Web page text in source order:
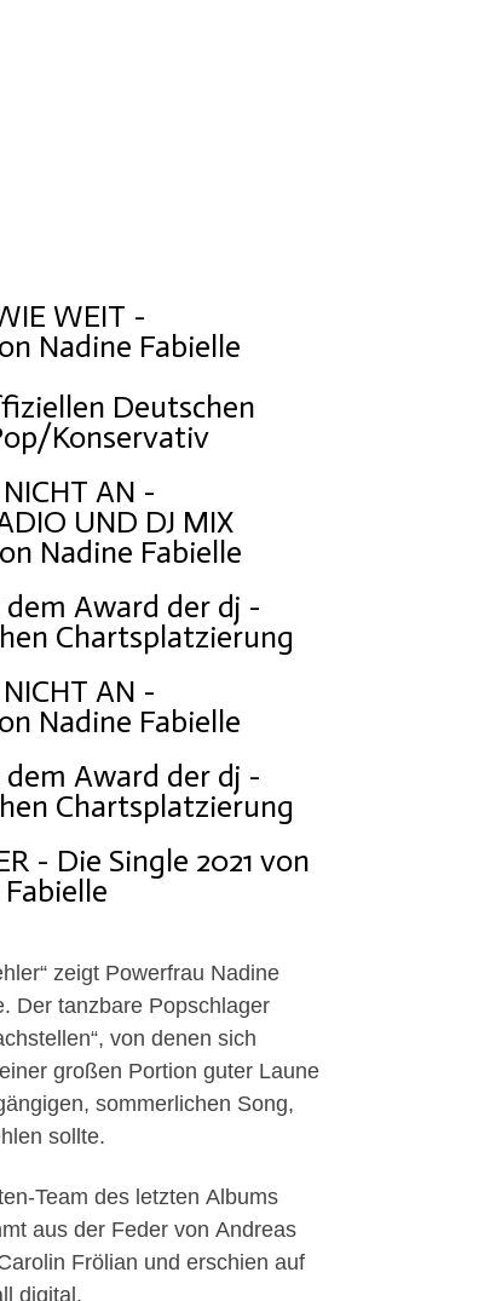
WEIT -
Nadine Fabielle
Deutschen
Konservativ
AN -
UND DJ MIX
Nadine Fabielle
Award der dj -
Chartsplatzierung
AN -
Nadine Fabielle
Award der dj -
Chartsplatzierung
- Die Single 2021 von
zeigt Powerfrau Nadine
Der tanzbare Popschlager
von denen sich
großen Portion guter Laune
sommerlichen Song,
sollte.
Team des letzten Albums
aus der Feder von Andreas
Frölian und erschien auf
digital.